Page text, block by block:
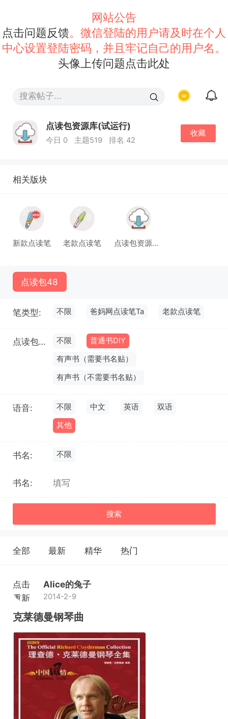
网站公告
点击问题反馈。微信登陆的用户请及时在个人
中心设置登陆密码，并且牢记自己的用户名。
头像上传问题点击此处
点读包资源库(试运行)
今日 0 主题519 排名 42
收藏
相关版块
新款点读笔 老款点读笔 点读包资源库(试运行)
点读包48
笔类型: 不限 爸妈网点读笔Ta 老款点读笔
点读包类型: 不限
普通书DIY
有声书（需要书名贴）
有声书（不需要书名贴）
语音: 不限 中文 英语
双语
其他
书名: 不限
书名:
搜索
全部 最新 精华 热门
点击
重新
加载
Alice的兔子
2014-2-9
克莱德曼钢琴曲